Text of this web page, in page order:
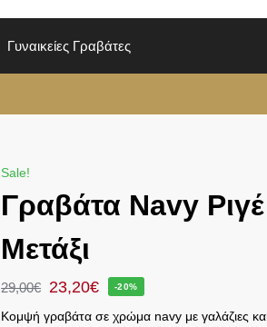
Γυναικείες Γραβάτες
Sale!
Γραβάτα Navy Ριγέ
Μετάξι
29,00€ 23,20€ -20%
Κομψή γραβάτα σε χρώμα navy με γαλάζιες και